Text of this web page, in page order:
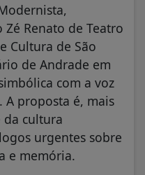
Renato de Teatro
Cultura de São
de Andrade em
com a voz
proposta é, mais
cultura
urgentes sobre
e memória.